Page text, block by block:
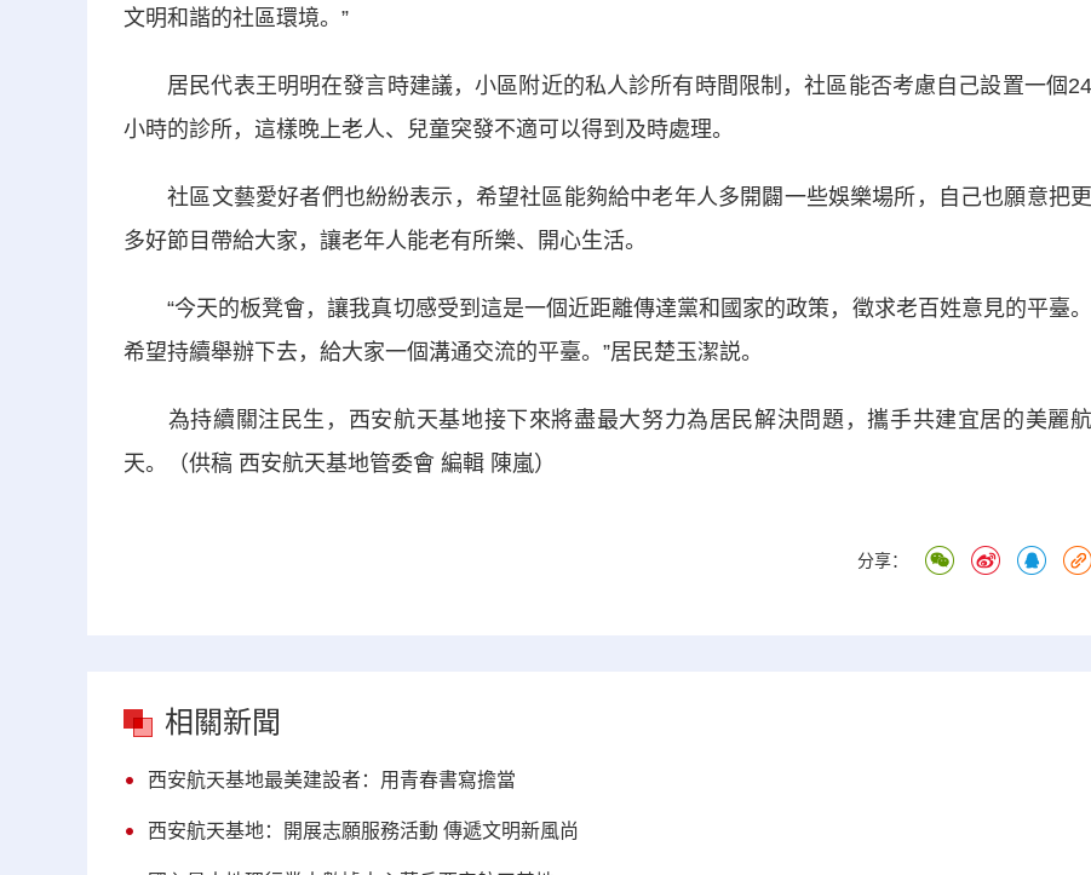
文明和諧的社區環境。”
居民代表王明明在發言時建議，小區附近的私人診所有時間限制，社區能否考慮自己設置一個24
小時的診所，這樣晚上老人、兒童突發不適可以得到及時處理。
社區文藝愛好者們也紛紛表示，希望社區能夠給中老年人多開闢一些娛樂場所，自己也願意把更
多好節目帶給大家，讓老年人能老有所樂、開心生活。
“今天的板凳會，讓我真切感受到這是一個近距離傳達黨和國家的政策，徵求老百姓意見的平臺。
希望持續舉辦下去，給大家一個溝通交流的平臺。”居民楚玉潔説。
為持續關注民生，西安航天基地接下來將盡最大努力為居民解決問題，攜手共建宜居的美麗航
天。（供稿 西安航天基地管委會 編輯 陳嵐）
分享：
相關新聞
西安航天基地最美建設者：用青春書寫擔當
西安航天基地：開展志願服務活動 傳遞文明新風尚